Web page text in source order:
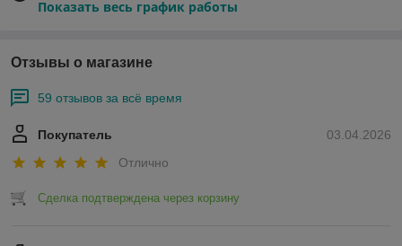
Показать весь график работы
Отзывы о магазине
59 отзывов за всё время
03.04.2026
Покупатель
Отлично
Сделка подтверждена через корзину